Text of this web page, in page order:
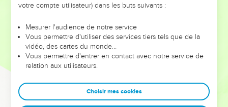
leur foi ou leur vision. Mais on voit moins les doutes, les erreurs
et les saisons difficiles qu'ils ont traversés, alors même que ce
sont elles qui les ont façonnés.
Dans cette conférence, leaders, entrepreneurs, et responsables
clés pour avancer avec plus de sagesse afin que leurs erreurs
deviennent vos tremplins. Que vous guidiez un ministère, une
votre compte utilisateur) dans les buts suivants :
Mesurer l'audience de notre service
Vous permettre d'utiliser des services tiers tels que de la
vidéo, des cartes du monde…
Vous permettre d'entrer en contact avec notre service de
relation aux utilisateurs.
Choisir mes cookies